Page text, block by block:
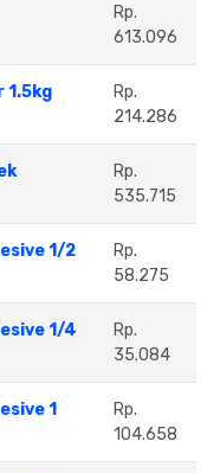
Rp.
613.096
1.5kg
Rp.
214.286
Rp.
535.715
1/2
Rp.
58.275
1/4
Rp.
35.084
1
Rp.
104.658